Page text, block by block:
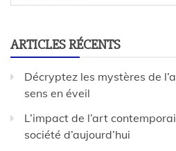
ARTICLES RÉCENTS
Décryptez les mystères de
sens en éveil
L’impact de l’art
société d’aujourd’hui